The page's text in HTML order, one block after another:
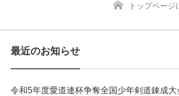
トップページ
最近のお知らせ
令和5年度愛道連杯争奪全国少年剣道錬成